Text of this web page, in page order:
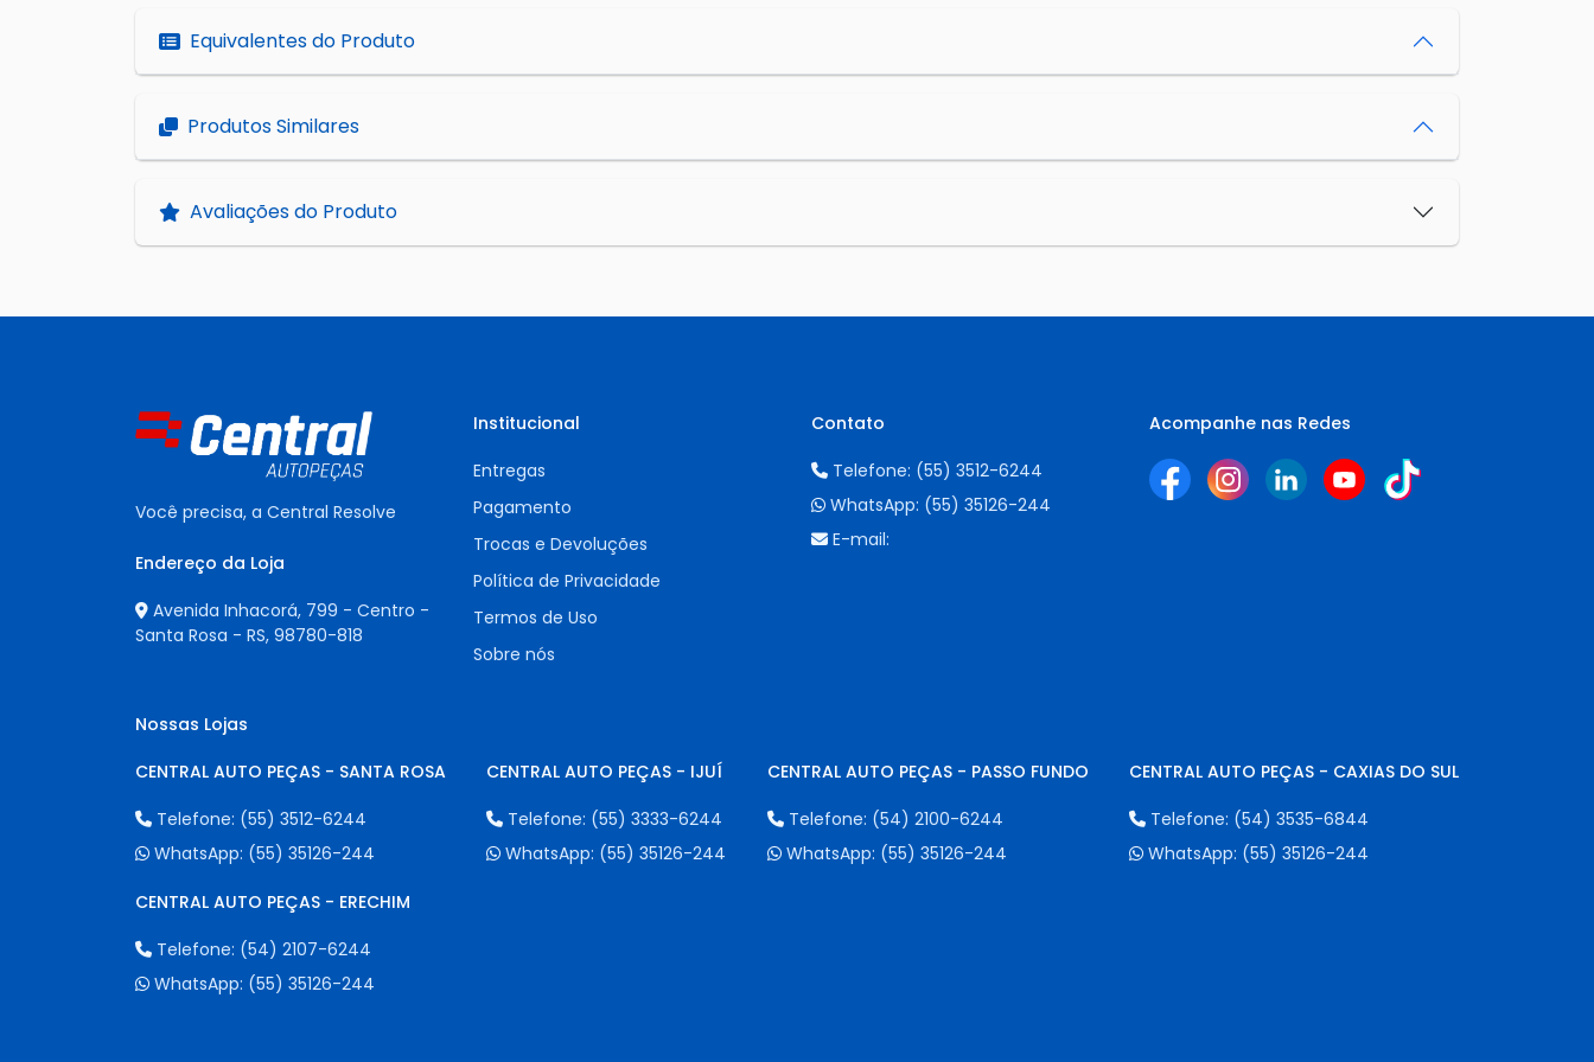
Equivalentes do Produto
Produtos Similares
Avaliações do Produto
Você precisa, a Central Resolve
Endereço da Loja
Avenida Inhacorá, 799 - Centro -
Santa Rosa - RS, 98780-818
Institucional
Entregas
Pagamento
Trocas e Devoluções
Política de Privacidade
Termos de Uso
Sobre nós
Contato
Telefone: (55) 3512-6244
WhatsApp: (55) 35126-244
E-mail:
Acompanhe nas Redes
Nossas Lojas
CENTRAL AUTO PEÇAS - SANTA ROSA
Telefone: (55) 3512-6244
WhatsApp: (55) 35126-244
CENTRAL AUTO PEÇAS - IJUÍ
Telefone: (55) 3333-6244
WhatsApp: (55) 35126-244
CENTRAL AUTO PEÇAS - PASSO FUNDO
Telefone: (54) 2100-6244
WhatsApp: (55) 35126-244
CENTRAL AUTO PEÇAS - CAXIAS DO SUL
Telefone: (54) 3535-6844
WhatsApp: (55) 35126-244
CENTRAL AUTO PEÇAS - ERECHIM
Telefone: (54) 2107-6244
WhatsApp: (55) 35126-244